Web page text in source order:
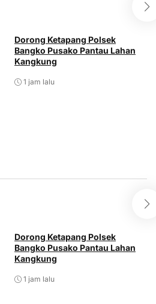
Dorong Ketapang Polsek
Bangko Pusako Pantau Lahan
Kangkung
1 jam lalu
Dorong Ketapang Polsek
Bangko Pusako Pantau Lahan
Kangkung
1 jam lalu